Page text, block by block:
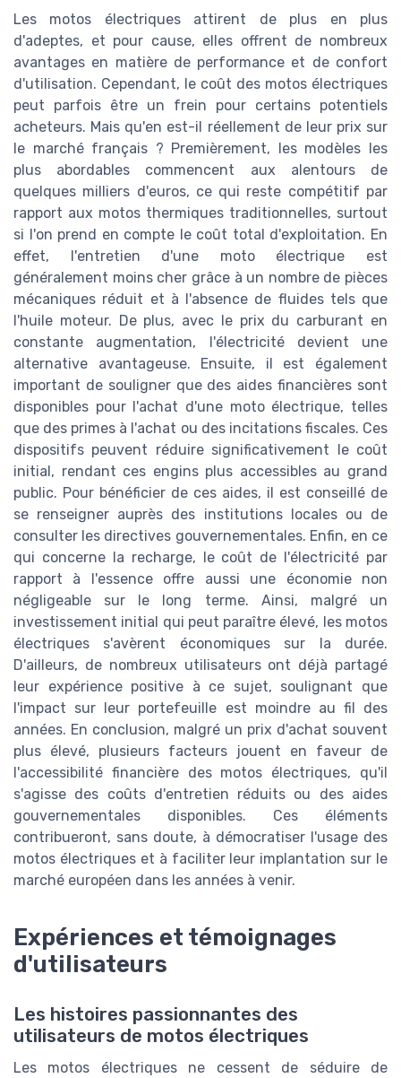
Les motos électriques attirent de plus en plus
d'adeptes, et pour cause, elles offrent de nombreux
avantages en matière de performance et de confort
d'utilisation. Cependant, le coût des motos électriques
peut parfois être un frein pour certains potentiels
acheteurs. Mais qu'en est-il réellement de leur prix sur
le marché français ? Premièrement, les modèles les
plus abordables commencent aux alentours de
quelques milliers d'euros, ce qui reste compétitif par
rapport aux motos thermiques traditionnelles, surtout
si l'on prend en compte le coût total d'exploitation. En
effet, l'entretien d'une moto électrique est
généralement moins cher grâce à un nombre de pièces
mécaniques réduit et à l'absence de fluides tels que
l'huile moteur. De plus, avec le prix du carburant en
constante augmentation, l'électricité devient une
alternative avantageuse. Ensuite, il est également
important de souligner que des aides financières sont
disponibles pour l'achat d'une moto électrique, telles
que des primes à l'achat ou des incitations fiscales. Ces
dispositifs peuvent réduire significativement le coût
initial, rendant ces engins plus accessibles au grand
public. Pour bénéficier de ces aides, il est conseillé de
se renseigner auprès des institutions locales ou de
consulter les directives gouvernementales. Enfin, en ce
qui concerne la recharge, le coût de l'électricité par
rapport à l'essence offre aussi une économie non
négligeable sur le long terme. Ainsi, malgré un
investissement initial qui peut paraître élevé, les motos
électriques s'avèrent économiques sur la durée.
D'ailleurs, de nombreux utilisateurs ont déjà partagé
leur expérience positive à ce sujet, soulignant que
l'impact sur leur portefeuille est moindre au fil des
années. En conclusion, malgré un prix d'achat souvent
plus élevé, plusieurs facteurs jouent en faveur de
l'accessibilité financière des motos électriques, qu'il
s'agisse des coûts d'entretien réduits ou des aides
gouvernementales disponibles. Ces éléments
contribueront, sans doute, à démocratiser l'usage des
motos électriques et à faciliter leur implantation sur le
marché européen dans les années à venir.
Expériences et témoignages
d'utilisateurs
Les histoires passionnantes des
utilisateurs de motos électriques
Les motos électriques ne cessent de séduire de